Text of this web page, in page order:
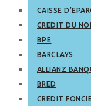
CAISSE
CREDIT DU
BPE
BARCLAYS
ALLIANZ
BRED
CREDIT